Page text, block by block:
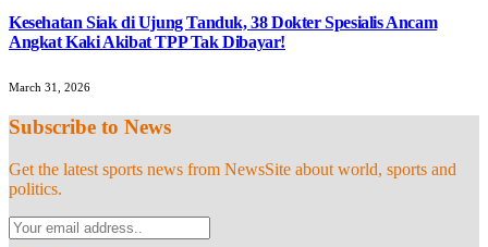
Kesehatan Siak di Ujung Tanduk, 38 Dokter Spesialis Ancam
Angkat Kaki Akibat TPP Tak Dibayar!
March 31, 2026
Subscribe to News
Get the latest sports news from NewsSite about world, sports and
politics.